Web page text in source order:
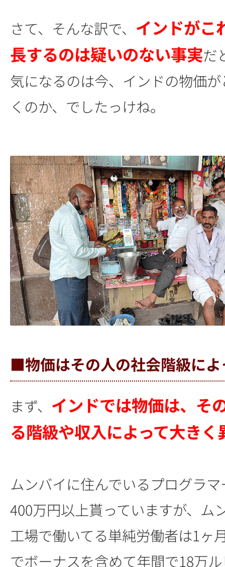
さて、そんな訳で、 インドがこ
長するのは疑いのない事実だ
気になるのは今、インドの物価
くのか、でしたっけね。
■物価はその人の社会階級によ
まず、 インドでは物価は、そ
る階級や収入によって大きく
ムンバイに住んでいるプログラ
400万円以上貰っていますが、ム
工場で働いてる単純労働者は1ヶ
でボーナスを含めて年間で18万